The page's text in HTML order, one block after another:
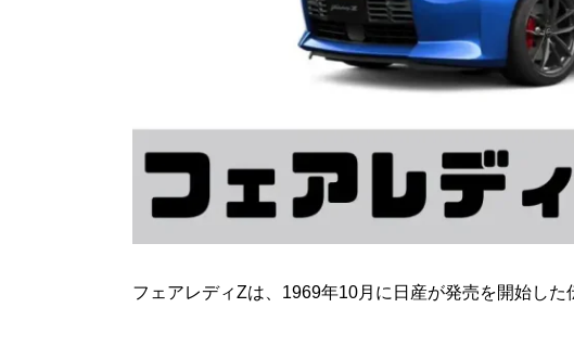
フェアレディZは、1969年10月に日産が発売を開始した